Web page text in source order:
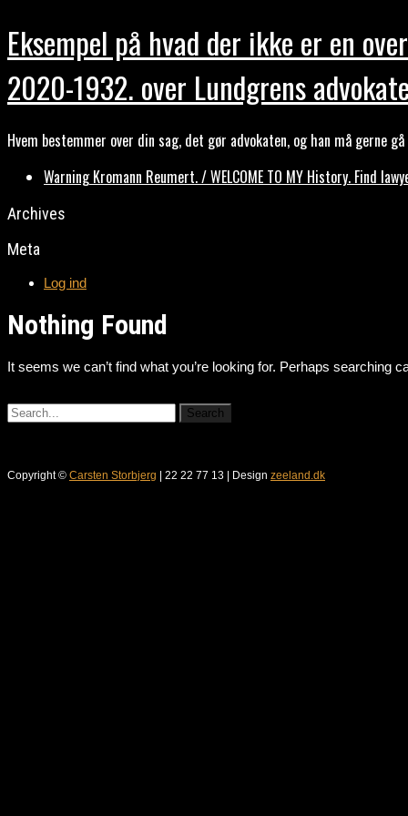
Eksempel på hvad der ikke er en
2020-1932. over Lundgrens
Hvem bestemmer over din sag, det gør advokaten, og han må gerne
Warning Kromann Reumert. / WELCOME TO MY History. Find
Archives
Meta
Log ind
Nothing Found
It seems we can’t find what you’re looking for. Perhaps searching
Copyright © Carsten Storbjerg | 22 22 77 13 | Design zeeland.dk